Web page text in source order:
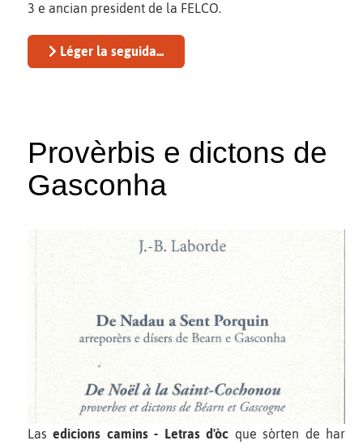
3 e ancian president de la FELCO.
Léger la seguida...
Provèrbis e dictons de
Gasconha
Lasedicions camins - Letras d'òc que sòrten de har